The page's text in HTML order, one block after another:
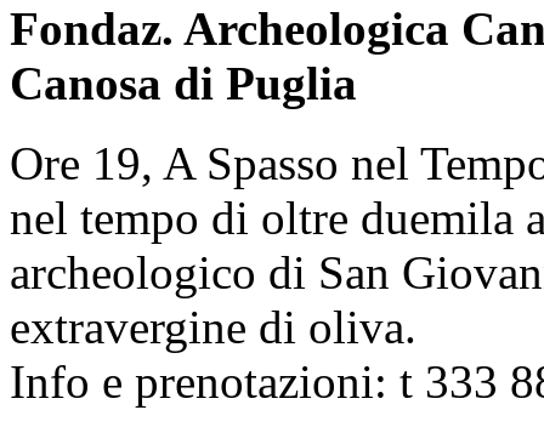
Fondaz. Archeologica
Canosa di Puglia
Ore 19, A Spasso nel
nel tempo di oltre duemila
archeologico di San
extravergine di oliva.
Info e prenotazioni: t 333